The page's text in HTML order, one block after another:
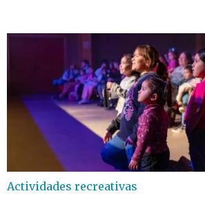
Actividades recreativas